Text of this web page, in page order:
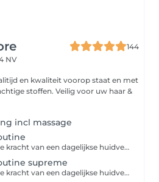
144
NV
en kwaliteit voorop staat en met
stoffen. Veilig voor uw haar &
incl massage
Verwen jezelf en ontdek de kracht van een dagelijkse huidverzorgingsroutine. Dit huidverzorgingsprogramma biedt alles wat je nodig hebt om jouw huid te voeden, te beschermen en te herstellen. Laat elke stap van jouw routine een moment van self-care zijn. Intake-huidanalyse-reinigen-dieptereinigen-masker-dagverzorging-persoonlijk advies.
supreme
Verwen jezelf en ontdek de kracht van een dagelijkse huidverzorgingsroutine. Dit huidverzorgingsprogramma biedt alles wat je nodig hebt om jouw huid te voeden, te beschermen, te herstellen en te verbeteren. Laat elke stap van jouw routine een moment van self-care zijn. Intake-huidanalyse-waxen van gezicht en wenkbrauwen-wenkbrauwen verven-reinigen-dieptereinigen-massage-masker-dagverzorging-persoonlijk advies.